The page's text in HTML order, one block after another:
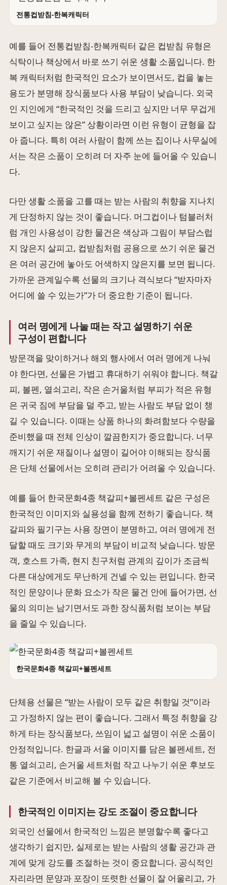
전통컵받침-한복캐릭터
예를 들어 전통컵받침-한복캐릭터 같은 컵받침 유형은
식탁이나 책상에서 바로 쓰기 쉬운 생활 소품입니다. 한
복 캐릭터처럼 한국적인 요소가 보이면서도, 컵을 놓는
용도가 분명해 장식품보다 사용 부담이 낮습니다. 외국
인 지인에게 “한국적인 것을 드리고 싶지만 너무 무겁게
보이고 싶지는 않은” 상황이라면 이런 유형이 균형을 잡
아 줍니다. 특히 여러 사람이 함께 쓰는 집이나 사무실에
서는 작은 소품이 오히려 더 자주 눈에 들어올 수 있습니
다.
다만 생활 소품을 고를 때는 받는 사람의 취향을 지나치
게 단정하지 않는 것이 좋습니다. 머그컵이나 텀블러처
럼 개인 사용성이 강한 물건은 색상과 그림이 부담스럽
지 않은지 살피고, 컵받침처럼 공용으로 쓰기 쉬운 물건
은 여러 공간에 놓아도 어색하지 않은지를 보면 됩니다.
가까운 관계일수록 선물의 크기나 격식보다 “받자마자
어디에 쓸 수 있는가”가 더 중요한 기준이 됩니다.
여러 명에게 나눌 때는 작고 설명하기 쉬운
구성이 편합니다
방문객을 맞이하거나 해외 행사에서 여러 명에게 나눠
야 한다면, 선물은 가볍고 휴대하기 쉬워야 합니다. 책갈
피, 볼펜, 열쇠고리, 작은 손거울처럼 부피가 적은 유형
은 귀국 짐에 부담을 덜 주고, 받는 사람도 부담 없이 챙
길 수 있습니다. 이때는 상품 하나의 화려함보다 수량을
준비했을 때 전체 인상이 깔끔한지가 중요합니다. 너무
깨지기 쉬운 재질이나 설명이 길어야 이해되는 장식품
은 단체 선물에서는 오히려 관리가 어려울 수 있습니다.
예를 들어 한국문화4종 책갈피+볼펜세트 같은 구성은
한국적인 이미지와 실용성을 함께 전하기 좋습니다. 책
갈피와 필기구는 사용 장면이 분명하고, 여러 명에게 전
달할 때도 크기와 무게의 부담이 비교적 낮습니다. 방문
객, 호스트 가족, 현지 친구처럼 관계의 깊이가 조금씩
다른 대상에게도 무난하게 건넬 수 있는 편입니다. 한국
적인 문양이나 문화 요소가 작은 물건 안에 들어가면, 선
물의 의미는 남기면서도 과한 장식품처럼 보이는 부담
을 줄일 수 있습니다.
한국문화4종 책갈피+볼펜세트
단체용 선물은 “받는 사람이 모두 같은 취향일 것”이라
고 가정하지 않는 편이 좋습니다. 그래서 특정 취향을 강
하게 타는 장식품보다, 쓰임이 넓고 설명이 쉬운 소품이
안정적입니다. 한글과 서울 이미지를 담은 볼펜세트, 전
통 열쇠고리, 손거울 세트처럼 작고 나누기 쉬운 후보도
같은 기준에서 비교해 볼 수 있습니다.
한국적인 이미지는 강도 조절이 중요합니다
외국인 선물에서 한국적인 느낌은 분명할수록 좋다고
생각하기 쉽지만, 실제로는 받는 사람의 생활 공간과 관
계에 맞게 강도를 조절하는 것이 중요합니다. 공식적인
자리라면 문양과 포장이 또렷한 선물이 잘 어울리고, 가